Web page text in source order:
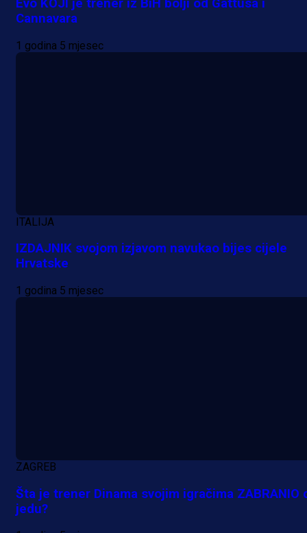
1 dan 3 h
Evo KOJI je trener iz BiH bolji od Gattusa i
Cannavara
1 godina 5 mjesec
ITALIJA
IZDAJNIK svojom izjavom navukao bijes cijele
Hrvatske
1 godina 5 mjesec
ZAGREB
Šta je trener Dinama svojim igračima ZABRANIO
jedu?